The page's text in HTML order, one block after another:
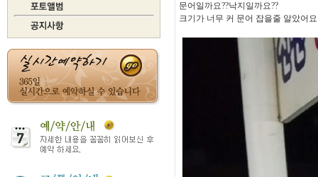
문어일까요??낙지일까요??
크기가 너무 커 문어 잡을줄 알았어